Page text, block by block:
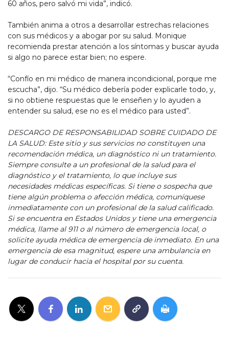
60 años, pero salvó mi vida”, indicó.
También anima a otros a desarrollar estrechas relaciones
con sus médicos y a abogar por su salud. Monique
recomienda prestar atención a los síntomas y buscar ayuda
si algo no parece estar bien; no espere.
“Confío en mi médico de manera incondicional, porque me
escucha”, dijo. “Su médico debería poder explicarle todo, y,
si no obtiene respuestas que le enseñen y lo ayuden a
entender su salud, ese no es el médico para usted”.
DESCARGO DE RESPONSABILIDAD SOBRE CUIDADO DE
LA SALUD: Este sitio y sus servicios no constituyen una
recomendación médica, un diagnóstico ni un tratamiento.
Siempre consulte a un profesional de la salud para el
diagnóstico y el tratamiento, lo que incluye sus
necesidades médicas específicas. Si tiene o sospecha que
tiene algún problema o afección médica, comuníquese
inmediatamente con un profesional de la salud calificado.
Si se encuentra en Estados Unidos y tiene una emergencia
médica, llame al 911 o al número de emergencia local, o
solicite ayuda médica de emergencia de inmediato. En una
emergencia de esa magnitud, espere una ambulancia en
lugar de conducir hacia el hospital por su cuenta.